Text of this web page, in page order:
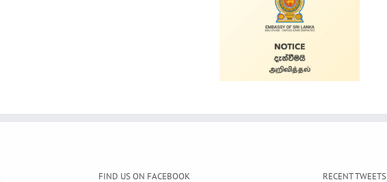
Alain Mobile
Service
FIND US ON FACEBOOK RECENT TWEETS